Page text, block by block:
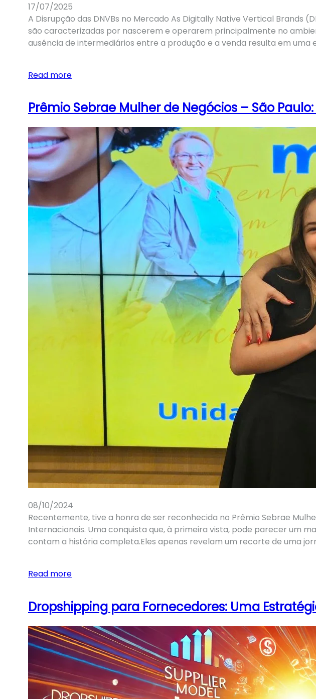
17/07/2025
A Disrupção das DNVBs no Mercado As Digitally Native Vertical Brands
são caracterizadas por nascerem e operarem principalmente no
ausência de intermediários entre a produção e a venda resulta em uma
Read more
Prêmio Sebrae Mulher de Negócios – São
08/10/2024
Recentemente, tive a honra de ser reconhecida no Prêmio Sebrae
Internacionais. Uma conquista que, à primeira vista, pode parecer um
contam a história completa.Eles apenas revelam um recorte de uma
Read more
Dropshipping para Fornecedores: Uma